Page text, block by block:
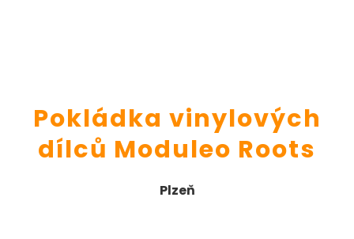
Pokládka vinylových
dílců Moduleo Roots
Plzeň